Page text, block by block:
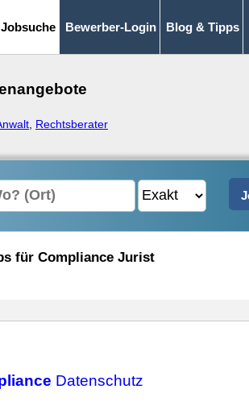
Jobsuche Bewerber-Login Blog & Tipps
Rechtsberater
für Compliance Jurist
Datenschutz